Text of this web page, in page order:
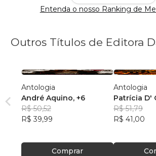
Entenda o nosso Ranking de
Outros Títulos de Editora
Antologia
André Aquino, +6
R$ 50,52
R$ 39,99
Comprar
Antologia
Patrícia D'
R$ 51,79
R$ 41,00